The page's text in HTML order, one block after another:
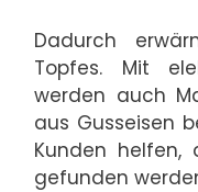
Dadurch
Topfes. Mit
werden auch
aus Gusseisen
Kunden
gefunden